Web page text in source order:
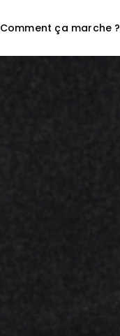
Comment ça marche ?